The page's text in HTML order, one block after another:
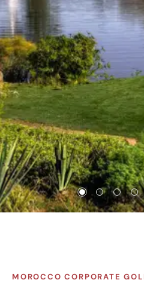
MOROCCO CORPORATE